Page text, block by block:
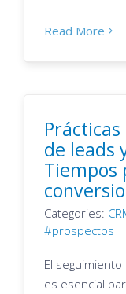
Read More
de leads
Tiempos
Categories:
prospectos
El
es esencial